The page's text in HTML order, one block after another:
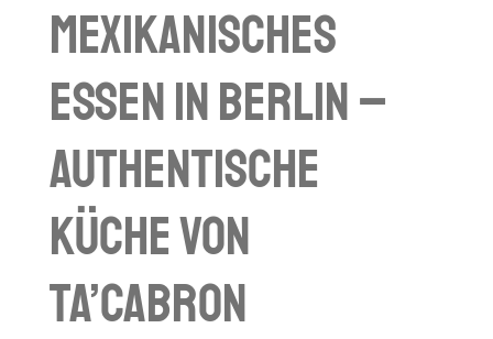
Mexikanisches
Essen in Berlin –
Authentische
Küche von
Ta’Cabron